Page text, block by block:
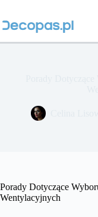
treści
Porady Dotyczące
Wentylacyjnych